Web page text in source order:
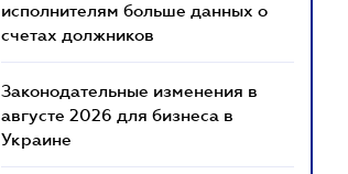
исполнителям больше данных о
счетах должников
Законодательные изменения в
августе 2026 для бизнеса в
Украине